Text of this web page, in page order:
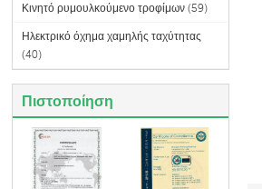
Κινητό ρυμουλκούμενο τροφίμων (59)
Ηλεκτρικό όχημα χαμηλής ταχύτητας
(40)
Πιστοποίηση